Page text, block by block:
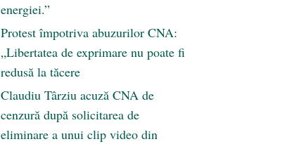
energiei.”
Protest împotriva abuzurilor CNA:
„Libertatea de exprimare nu poate fi
redusă la tăcere
Claudiu Târziu acuză CNA de
cenzură după solicitarea de
eliminare a unui clip video din